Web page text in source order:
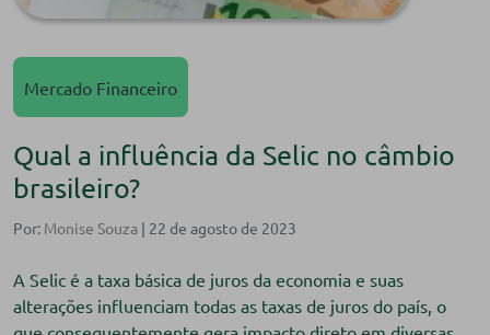
Mercado Financeiro
Qual a influência da Selic no câmbio
brasileiro?
Por: Monise Souza | 22 de agosto de 2023
A Selic é a taxa básica de juros da economia e suas
alterações influenciam todas as taxas de juros do país, o